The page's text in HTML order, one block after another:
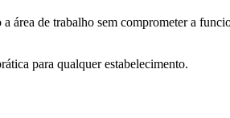
de trabalho sem comprometer a
para qualquer estabelecimento.